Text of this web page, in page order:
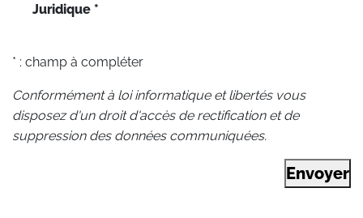
Juridique *
* : champ à compléter
Conformément à loi informatique et libertés vous
disposez d'un droit d'accès de rectification et de
suppression des données communiquées.
Envoyer